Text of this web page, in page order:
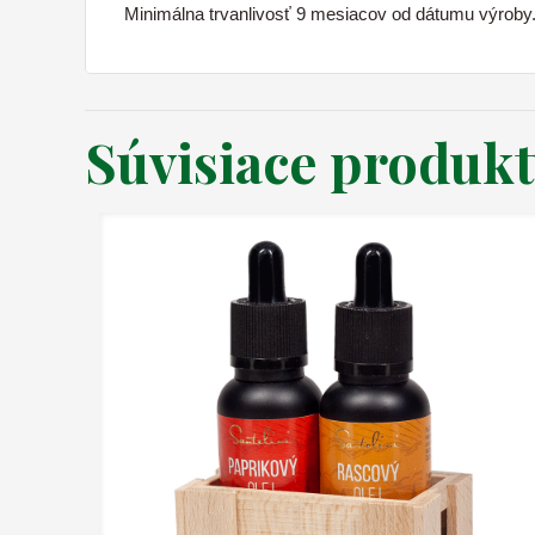
Minimálna trvanlivosť 9 mesiacov od dátumu výroby.
Súvisiace